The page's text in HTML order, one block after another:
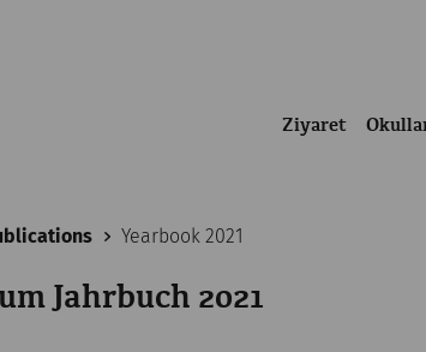
Ziyaret
Yearbook 2021
Jahrbuch 2021